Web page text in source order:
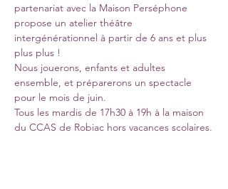
partenariat avec la Maison Perséphone
propose un atelier théâtre
intergénérationnel à partir de 6 ans et plus
plus plus !
Nous jouerons, enfants et adultes
ensemble, et préparerons un spectacle
pour le mois de juin.
Tous les mardis de 17h30 à 19h à la maison
du CCAS de Robiac hors vacances scolaires.